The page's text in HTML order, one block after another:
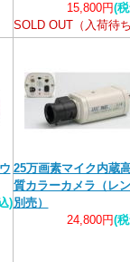
15,800円(
SOLD OUT（入荷待ち
)
25万画素マイク内蔵
質カラーカメラ（レ
別売）
24,800円(